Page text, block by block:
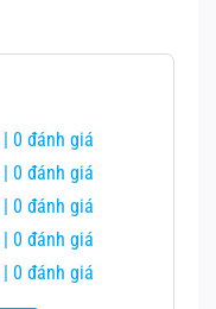
| 0 đánh giá
| 0 đánh giá
| 0 đánh giá
| 0 đánh giá
| 0 đánh giá